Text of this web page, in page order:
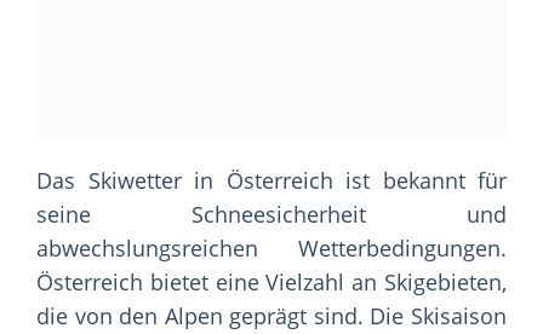
Das Skiwetter in Österreich ist bekannt für
seine Schneesicherheit und
abwechslungsreichen Wetterbedingungen.
Österreich bietet eine Vielzahl an Skigebieten,
die von den Alpen geprägt sind. Die Skisaison